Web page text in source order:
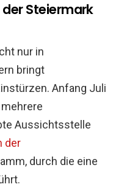
Steiermark
nur in
bringt
Anfang Juli
Aussichtsstelle
der
durch die eine